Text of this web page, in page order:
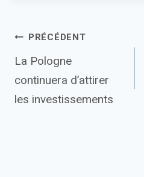
Navigation
de
l’article
PRÉCÉDENT
La Pologne
continuera d’attirer
les investissements